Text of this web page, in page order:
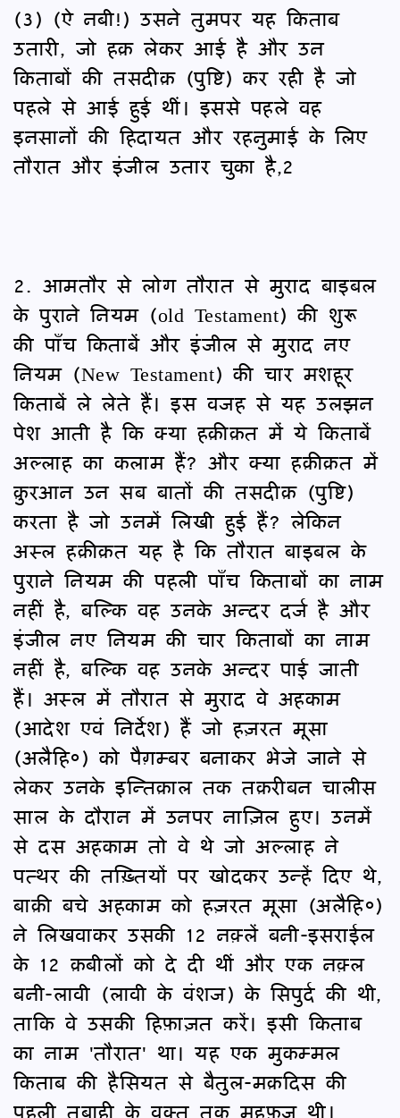
(3) (ऐ नबी!) उसने तुमपर यह किताब
उतारी, जो हक़ लेकर आई है और उन
किताबों की तसदीक़ (पुष्टि) कर रही है जो
पहले से आई हुई थीं। इससे पहले वह
इनसानों की हिदायत और रहनुमाई के लिए
तौरात और इंजील उतार चुका है,2
2. आमतौर से लोग तौरात से मुराद बाइबल
के पुराने नियम (old Testament) की शुरू
की पाँच किताबें और इंजील से मुराद नए
नियम (New Testament) की चार मशहूर
किताबें ले लेते हैं। इस वजह से यह उलझन
पेश आती है कि क्या हक़ीक़त में ये किताबें
अल्लाह का कलाम हैं? और क्या हक़ीक़त में
क़ुरआन उन सब बातों की तसदीक़ (पुष्टि)
करता है जो उनमें लिखी हुई हैं? लेकिन
अस्ल हक़ीक़त यह है कि तौरात बाइबल के
पुराने नियम की पहली पाँच किताबों का नाम
नहीं है, बल्कि वह उनके अन्दर दर्ज है और
इंजील नए नियम की चार किताबों का नाम
नहीं है, बल्कि वह उनके अन्दर पाई जाती
हैं। अस्ल में तौरात से मुराद वे अहकाम
(आदेश एवं निर्देश) हैं जो हज़रत मूसा
(अलैहि०) को पैग़म्बर बनाकर भेजे जाने से
लेकर उनके इन्तिक़ाल तक तक़रीबन चालीस
साल के दौरान में उनपर नाज़िल हुए। उनमें
से दस अहकाम तो वे थे जो अल्लाह ने
पत्थर की तख़्तियों पर खोदकर उन्हें दिए थे,
बाक़ी बचे अहकाम को हज़रत मूसा (अलैहि०)
ने लिखवाकर उसकी 12 नक़्लें बनी-इसराईल
के 12 क़बीलों को दे दी थीं और एक नक़्ल
बनी-लावी (लावी के वंशज) के सिपुर्द की थी,
ताकि वे उसकी हिफ़ाज़त करें। इसी किताब
का नाम 'तौरात' था। यह एक मुकम्मल
किताब की हैसियत से बैतुल-मक़दिस की
पहली तबाही के वक़्त तक महफ़ूज़ थी।